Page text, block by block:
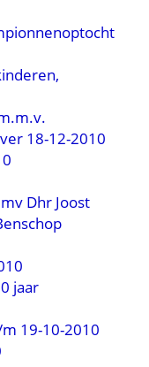
18-12-2010
Dhr Joost
jaar
19-10-2010